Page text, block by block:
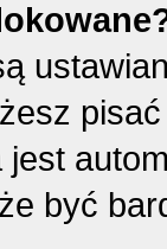
być